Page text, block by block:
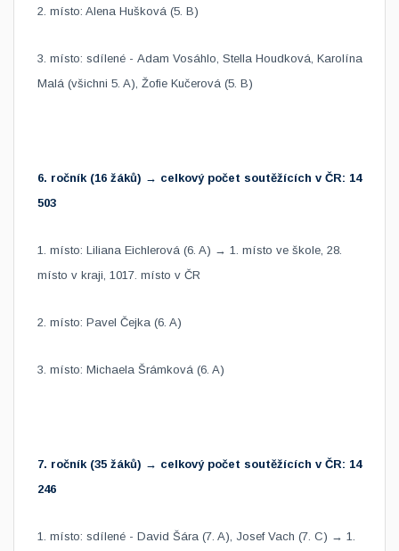
2. místo: Alena Hušková (5. B)
3. místo: sdílené - Adam Vosáhlo, Stella Houdková, Karolína
Malá (všichni 5. A), Žofie Kučerová (5. B)
6. ročník (16 žáků) → celkový počet soutěžících v ČR: 14
503
1. místo: Liliana Eichlerová (6. A) → 1. místo ve škole, 28.
místo v kraji, 1017. místo v ČR
2. místo: Pavel Čejka (6. A)
3. místo: Michaela Šrámková (6. A)
7. ročník (35 žáků) → celkový počet soutěžících v ČR: 14
246
1. místo: sdílené - David Šára (7. A), Josef Vach (7. C) → 1.